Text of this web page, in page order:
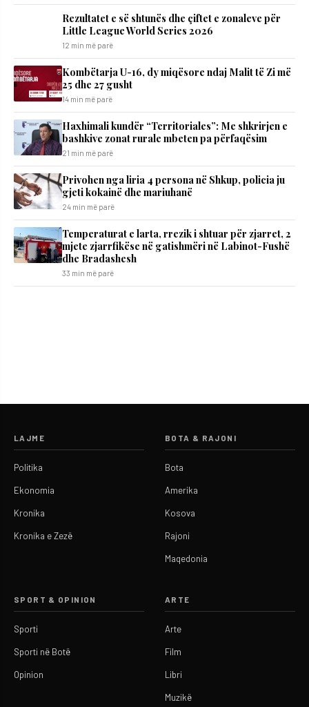
Rezultatet e së shtunës dhe çiftet e zonaleve për
Little League World Series 2026
12 min më parë
Kombëtarja U-16, dy miqësore ndaj Malit të Zi më
25 dhe 27 gusht
14 min më parë
Haxhimali kundër “Territoriales”: Me shkrirjen e
bashkive zonat rurale mbeten pa përfaqësim
21 min më parë
Privohen nga liria 4 persona në Shkup, policia ju
gjeti kokainë dhe mariuhanë
24 min më parë
Temperaturat e larta, rrezik i shtuar për zjarret, 2
mjete zjarrfikëse në gatishmëri në Labinot-Fushë
dhe Bradashesh
33 min më parë
LAJME
Politika
Ekonomia
Kronika
Kronika e Zezë
BOTA & RAJONI
Bota
Amerika
Kosova
Rajoni
Maqedonia
SPORT & OPINION
Sporti
Sporti në Botë
Opinion
ARTE
Arte
Film
Libri
Muzikë